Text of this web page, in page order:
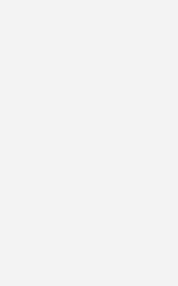
von uns
gebündelt und
einverstanden, über